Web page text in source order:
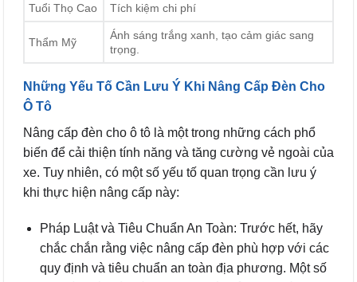
Tuổi Thọ Cao Tích kiệm chi phí
Thẩm Mỹ
Ánh sáng trắng xanh, tạo cảm giác sang
trọng.
Những Yếu Tố Cần Lưu Ý Khi Nâng Cấp Đèn Cho
Ô Tô
Nâng cấp đèn cho ô tô là một trong những cách phổ
biến để cải thiện tính năng và tăng cường vẻ ngoài của
xe. Tuy nhiên, có một số yếu tố quan trọng cần lưu ý
khi thực hiện nâng cấp này:
Pháp Luật và Tiêu Chuẩn An Toàn: Trước hết, hãy
chắc chắn rằng việc nâng cấp đèn phù hợp với các
quy định và tiêu chuẩn an toàn địa phương. Một số